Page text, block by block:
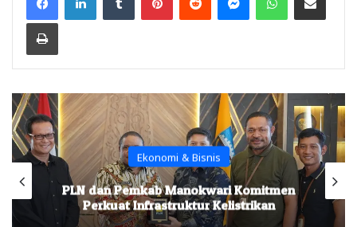
Print
Ekonomi & Bisnis
PLN dan Pemkab Manokwari Komitmen
Perkuat Infrastruktur Kelistrikan